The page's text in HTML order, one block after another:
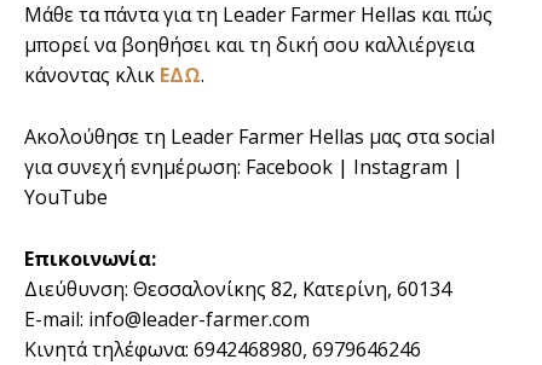
Μάθε τα πάντα για τη Leader Farmer Hellas και πώς
μπορεί να βοηθήσει και τη δική σου καλλιέργεια
κάνοντας κλικ ΕΔΩ.
Ακολούθησε τη Leader Farmer Hellas μας στα social
για συνεχή ενημέρωση: Facebook | Instagram |
YouTube
Επικοινωνία:
Διεύθυνση: Θεσσαλονίκης 82, Κατερίνη, 60134
E-mail: info@leader-farmer.com
Κινητά τηλέφωνα: 6942468980, 6979646246